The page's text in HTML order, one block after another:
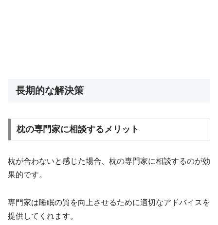
長期的な解決策
枕の専門家に相談するメリット
枕が合わないと感じた場合、枕の専門家に相談するのが効
果的です。
専門家は睡眠の質を向上させるために適切なアドバイスを
提供してくれます。